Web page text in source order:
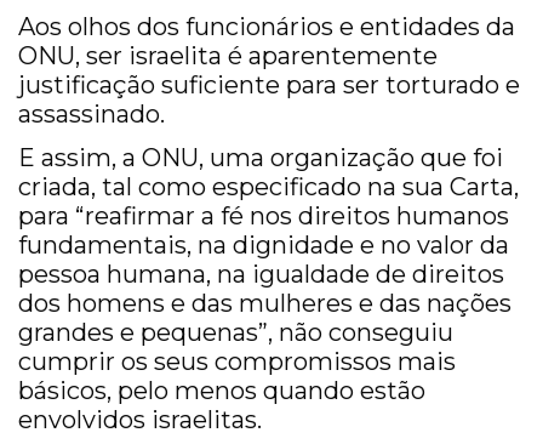
Aos olhos dos funcionários e entidades da
ONU, ser israelita é aparentemente
justificação suficiente para ser torturado e
assassinado.
E assim, a ONU, uma organização que foi
criada, tal como especificado na sua Carta,
para “reafirmar a fé nos direitos humanos
fundamentais, na dignidade e no valor da
pessoa humana, na igualdade de direitos
dos homens e das mulheres e das nações
grandes e pequenas”, não conseguiu
cumprir os seus compromissos mais
básicos, pelo menos quando estão
envolvidos israelitas.